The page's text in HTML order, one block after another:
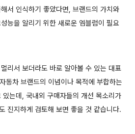
서 인식하기 좋았다면, 브랜드의 가치와
능을 알리기 위한 새로운 엠블럼이 필요
리서 보더라도 바로 알아볼 수 있는 대표
동차 브랜드의 이념이나 목적에 부합하는
는데, 국내외 구매자들의 개선 목소리가
진지하게 검토해 보면 좋을 것 같습니다.